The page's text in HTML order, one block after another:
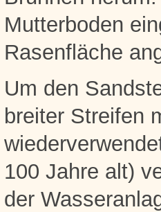
Mutterboden
Rasenfläche
Um den
breiter Streifen
100 Jahre alt)
der